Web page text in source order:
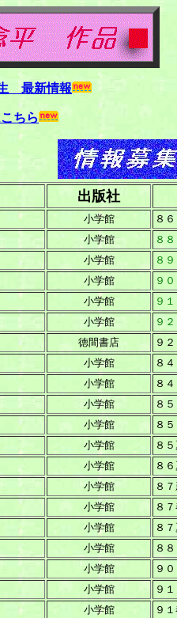
最新情報
ちら
ます。このリスト掲載以外
出版社
小学館 ８
小学館
８
小学館
８
小学館
９
小学館 ９
小学館 ９
徳間書店 ９
小学館 ８
小学館 ８
小学館 ８
小学館 ８
小学館 ８
小学館
８
小学館 ８
小学館 ８
小学館 ８
小学館 ８
小学館 ９
小学館 ９
小学館 ９